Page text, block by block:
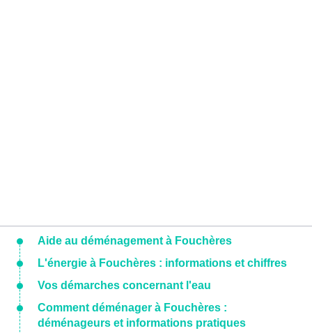
Aide au déménagement à Fouchères
L'énergie à Fouchères : informations et chiffres
Vos démarches concernant l'eau
Comment déménager à Fouchères :
déménageurs et informations pratiques